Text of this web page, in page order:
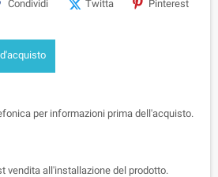
Condividi Twitta Pinterest
per informazioni prima dell'acquisto.
vendita all'installazione del prodotto.